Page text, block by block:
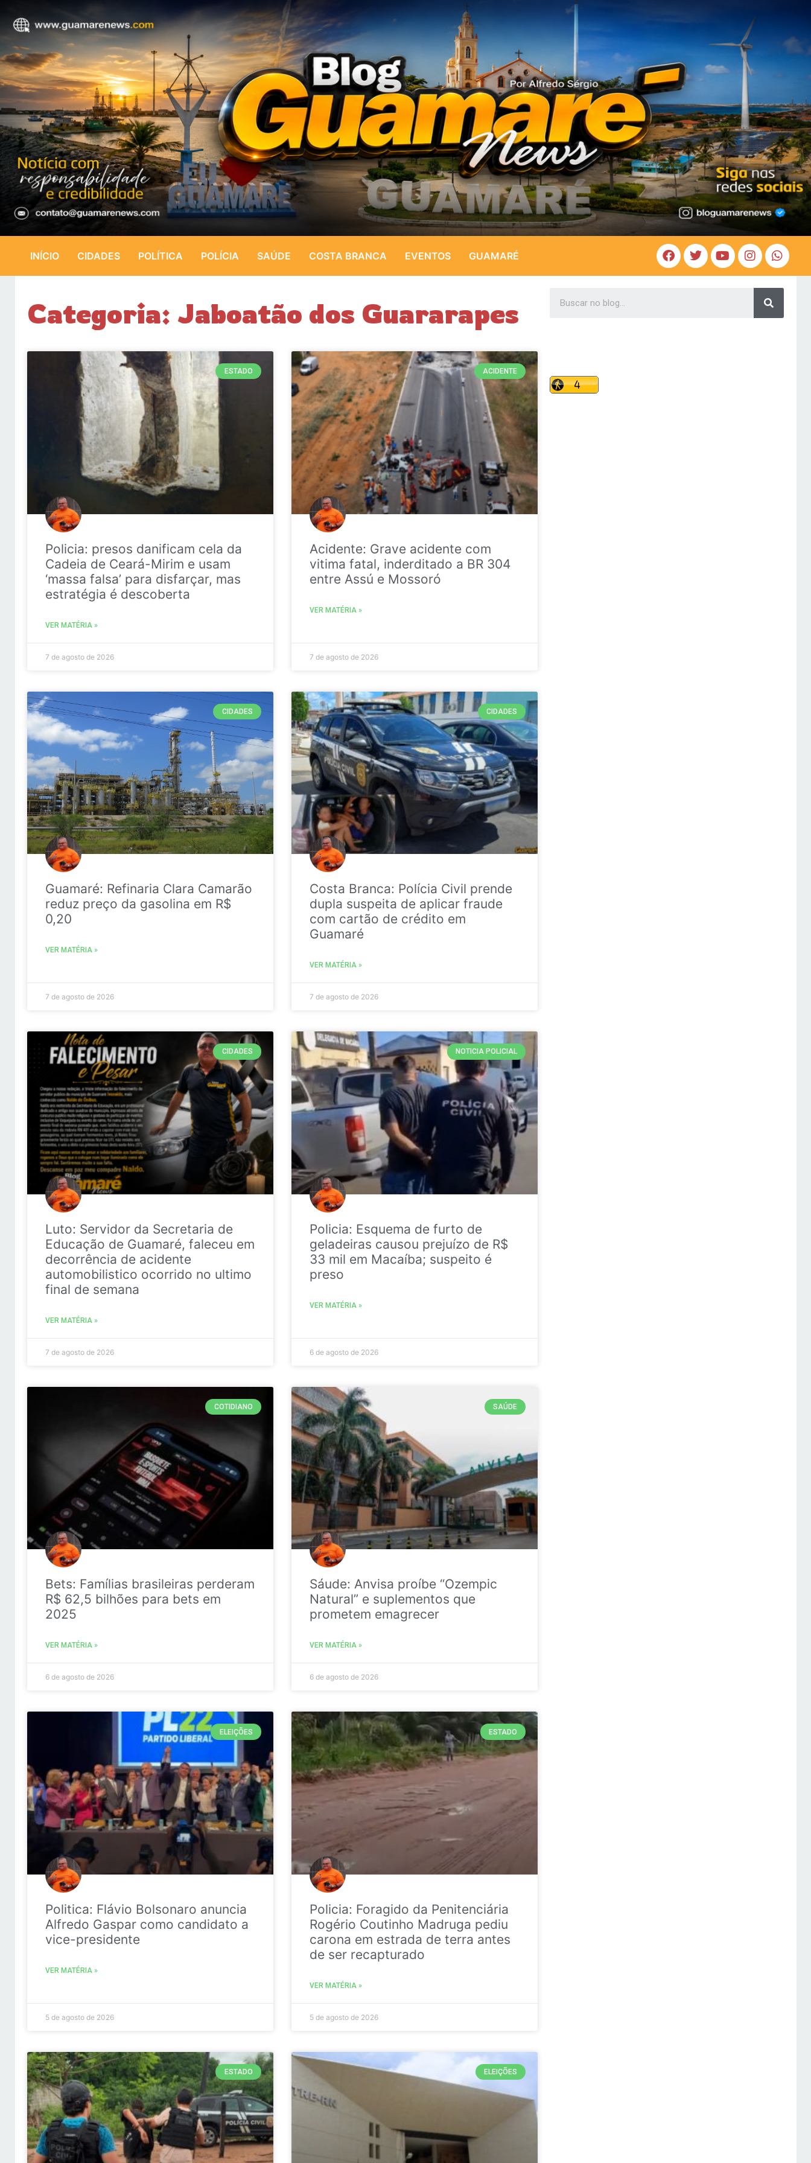
INÍCIO CIDADES POLÍTICA POLÍCIA SAÚDE COSTA BRANCA EVENTOS GUAMARÉ
Categoria: Jaboatão dos Guararapes
ESTADO
Policia: presos danificam cela da
Cadeia de Ceará-Mirim e usam
‘massa falsa’ para disfarçar, mas
estratégia é descoberta
VER MATÉRIA »
7 de agosto de 2026
ACIDENTE
Acidente: Grave acidente com
vitima fatal, inderditado a BR 304
entre Assú e Mossoró
VER MATÉRIA »
7 de agosto de 2026
CIDADES
Guamaré: Refinaria Clara Camarão
reduz preço da gasolina em R$
0,20
VER MATÉRIA »
7 de agosto de 2026
CIDADES
Costa Branca: Polícia Civil prende
dupla suspeita de aplicar fraude
com cartão de crédito em
Guamaré
VER MATÉRIA »
7 de agosto de 2026
CIDADES
Luto: Servidor da Secretaria de
Educação de Guamaré, faleceu em
decorrência de acidente
automobilistico ocorrido no ultimo
final de semana
VER MATÉRIA »
7 de agosto de 2026
NOTICIA POLICIAL
Policia: Esquema de furto de
geladeiras causou prejuízo de R$
33 mil em Macaíba; suspeito é
preso
VER MATÉRIA »
6 de agosto de 2026
COTIDIANO
Bets: Famílias brasileiras perderam
R$ 62,5 bilhões para bets em
2025
VER MATÉRIA »
6 de agosto de 2026
SAÚDE
Sáude: Anvisa proíbe “Ozempic
Natural” e suplementos que
prometem emagrecer
VER MATÉRIA »
6 de agosto de 2026
ELEIÇÕES
Politica: Flávio Bolsonaro anuncia
Alfredo Gaspar como candidato a
vice-presidente
VER MATÉRIA »
5 de agosto de 2026
ESTADO
Policia: Foragido da Penitenciária
Rogério Coutinho Madruga pediu
carona em estrada de terra antes
de ser recapturado
VER MATÉRIA »
5 de agosto de 2026
ESTADO ELEIÇÕES